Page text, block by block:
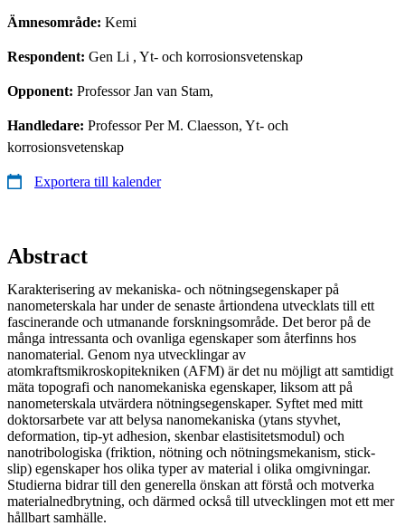
Ämnesområde: Kemi
Respondent: Gen Li , Yt- och korrosionsvetenskap
Opponent: Professor Jan van Stam,
Handledare: Professor Per M. Claesson, Yt- och
korrosionsvetenskap
Exportera till kalender
Abstract
Karakterisering av mekaniska- och nötningsegenskaper på
nanometerskala har under de senaste årtiondena utvecklats till ett
fascinerande och utmanande forskningsområde. Det beror på de
många intressanta och ovanliga egenskaper som återfinns hos
nanomaterial. Genom nya utvecklingar av
atomkraftsmikroskopitekniken (AFM) är det nu möjligt att samtidigt
mäta topografi och nanomekaniska egenskaper, liksom att på
nanometerskala utvärdera nötningsegenskaper. Syftet med mitt
doktorsarbete var att belysa nanomekaniska (ytans styvhet,
deformation, tip-yt adhesion, skenbar elastisitetsmodul) och
nanotribologiska (friktion, nötning och nötningsmekanism, stick-
slip) egenskaper hos olika typer av material i olika omgivningar.
Studierna bidrar till den generella önskan att förstå och motverka
materialnedbrytning, och därmed också till utvecklingen mot ett mer
hållbart samhälle.